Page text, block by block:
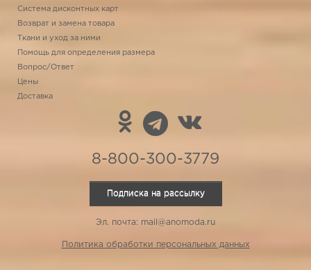
Система дисконтных карт
Возврат и замена товара
Ткани и уход за ними
Помощь для определения размера
Вопрос/Ответ
Цены
Доставка
8-800-300-3779
Подписка на рассылку
Эл. почта: mail@anomoda.ru
Политика обработки персональных данных